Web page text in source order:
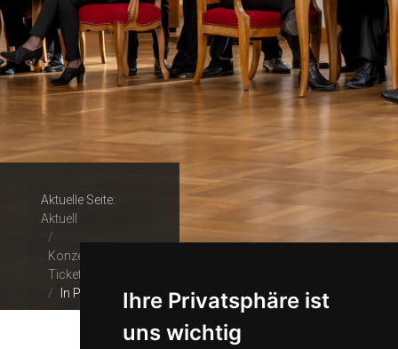
Ihre Privatsphäre ist
uns wichtig
Aktuelle Seite:
Aktuell
Konzerte &
Tickets
In Paradisum